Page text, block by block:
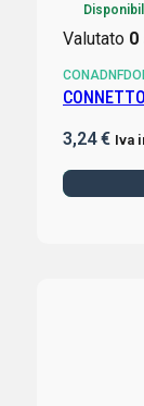
Valutato 0
3,24€ Iva